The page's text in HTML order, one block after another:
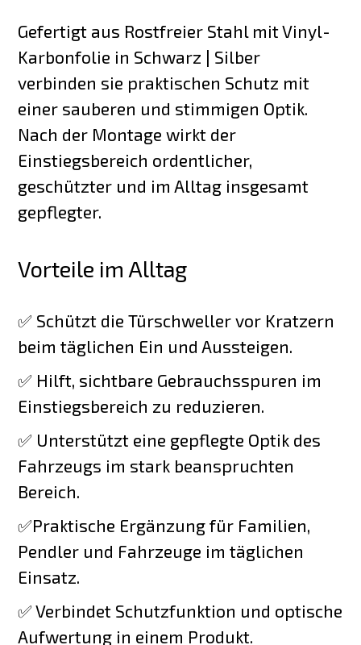
Gefertigt aus Rostfreier Stahl mit Vinyl-
Karbonfolie in Schwarz | Silber
verbinden sie praktischen Schutz mit
einer sauberen und stimmigen Optik.
Nach der Montage wirkt der
Einstiegsbereich ordentlicher,
geschützter und im Alltag insgesamt
gepflegter.
Vorteile im Alltag
✅ Schützt die Türschweller vor Kratzern
beim täglichen Ein und Aussteigen.
✅ Hilft, sichtbare Gebrauchsspuren im
Einstiegsbereich zu reduzieren.
✅ Unterstützt eine gepflegte Optik des
Fahrzeugs im stark beanspruchten
Bereich.
✅Praktische Ergänzung für Familien,
Pendler und Fahrzeuge im täglichen
Einsatz.
✅ Verbindet Schutzfunktion und optische
Aufwertung in einem Produkt.